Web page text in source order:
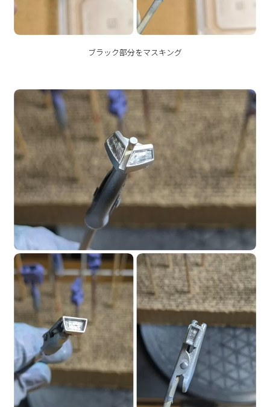
ブラック部分をマスキング